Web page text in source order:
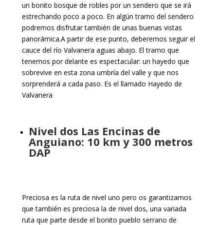
un bonito bosque de robles por un sendero que se irá
estrechando poco a poco. En algún tramo del sendero
podremos disfrutar también de unas buenas vistas
panorámica.A partir de ese punto, deberemos seguir el
cauce del río Valvanera aguas abajo. El tramo que
tenemos por delante es espectacular: un hayedo que
sobrevive en esta zona umbría del valle y que nos
sorprenderá a cada paso. Es el llamado Hayedo de
Valvanera
Nivel dos Las Encinas de
Anguiano: 10 km y 300 metros
DAP
Preciosa es la ruta de nivel uno pero os garantizamos
que también es preciosa la de nivel dos, una variada
ruta que parte desde el bonito pueblo serrano de